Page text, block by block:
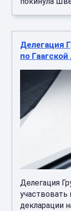
Делегация
по
Делегация
участвовать
декларации